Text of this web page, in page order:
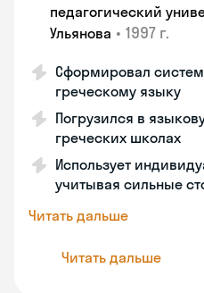
педагогический
Ульянова • 1997 г.
Сформировал
греческому языку
Погрузился в
греческих школах
Использует
учитывая сильные
Читать дальше
Читать дальше